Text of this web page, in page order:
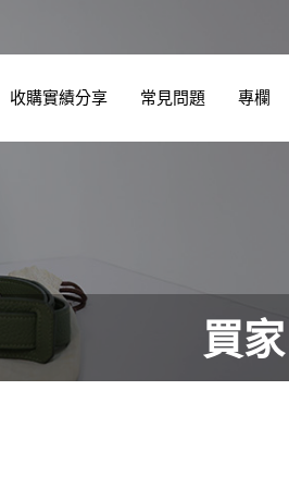
收購實績分享 常見問題 專欄
買家